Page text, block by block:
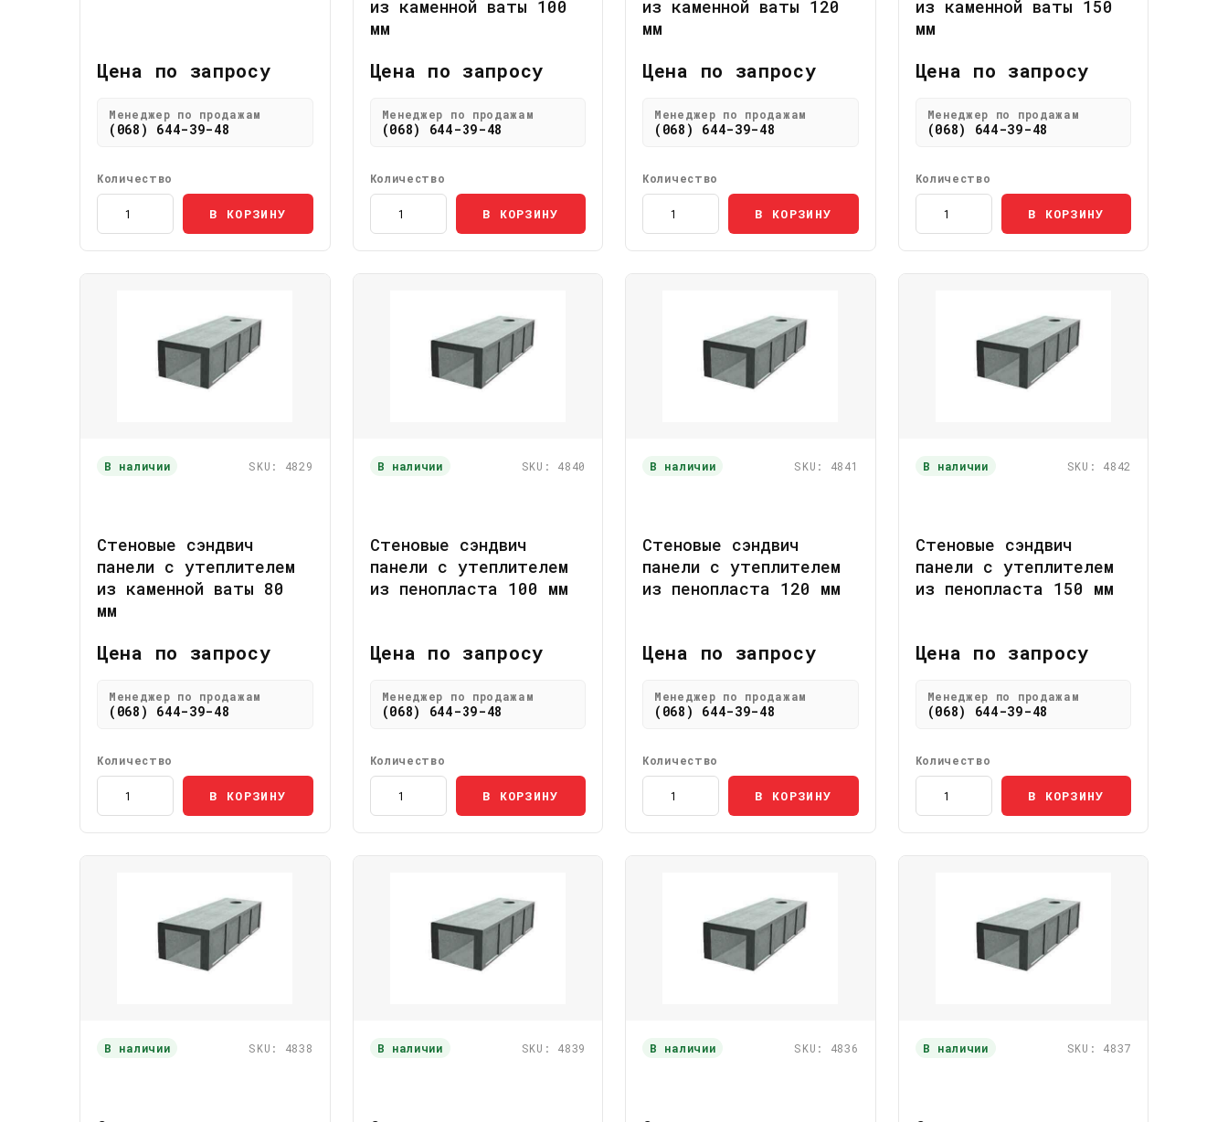
Цена по запросу
Менеджер по продажам
(068) 644-39-48
Количество
В КОРЗИНУ
из каменной ваты 100
мм
Цена по запросу
Менеджер по продажам
(068) 644-39-48
Количество
В КОРЗИНУ
из каменной ваты 120
мм
Цена по запросу
Менеджер по продажам
(068) 644-39-48
Количество
В КОРЗИНУ
из каменной ваты 150
мм
Цена по запросу
Менеджер по продажам
(068) 644-39-48
Количество
В КОРЗИНУ
В наличии SKU: 4829
Стеновые сэндвич
панели с утеплителем
из каменной ваты 80
мм
Цена по запросу
Менеджер по продажам
(068) 644-39-48
Количество
В КОРЗИНУ
В наличии SKU: 4840
Стеновые сэндвич
панели с утеплителем
из пенопласта 100 мм
Цена по запросу
Менеджер по продажам
(068) 644-39-48
Количество
В КОРЗИНУ
В наличии SKU: 4841
Стеновые сэндвич
панели с утеплителем
из пенопласта 120 мм
Цена по запросу
Менеджер по продажам
(068) 644-39-48
Количество
В КОРЗИНУ
В наличии SKU: 4842
Стеновые сэндвич
панели с утеплителем
из пенопласта 150 мм
Цена по запросу
Менеджер по продажам
(068) 644-39-48
Количество
В КОРЗИНУ
В наличии SKU: 4838 В наличии SKU: 4839 В наличии SKU: 4836 В наличии SKU: 4837